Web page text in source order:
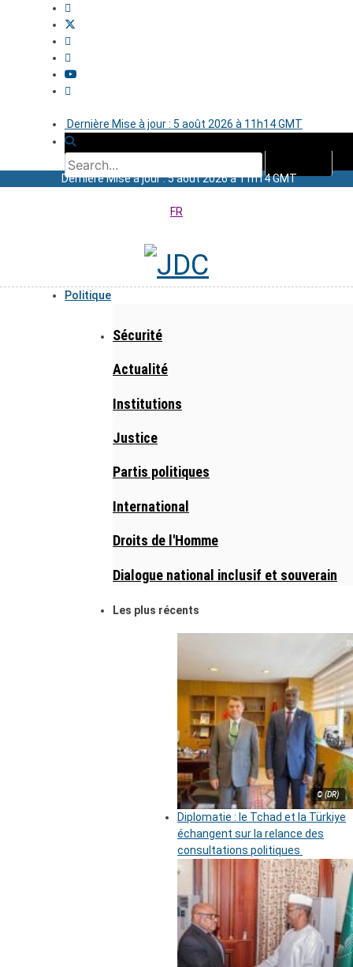
Dernière Mise à jour : 5 août 2026 à 11h14 GMT
Dernière Mise à jour : 5 août 2026 à 11h14 GMT
FR
Politique
Sécurité
Actualité
Institutions
Justice
Partis politiques
International
Droits de l'Homme
Dialogue national inclusif et souverain
Les plus récents
© (DR)
Diplomatie : le Tchad et la Türkiye
échangent sur la relance des
consultations politiques